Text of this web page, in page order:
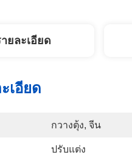
ยละเอียด
เอียด
กวางตุ้ง, จีน
ปรับแต่ง